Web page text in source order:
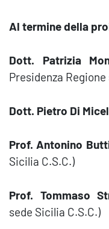
Al termine della
Dott. Patrizia
Presidenza
Dott. Pietro Di
Prof. Antonino
Sicilia C.S.C.)
Prof. Tommaso
sede Sicilia C.S.C.)